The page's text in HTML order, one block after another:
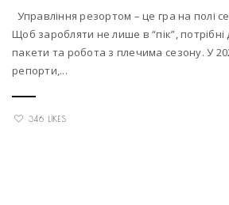
Управління резортом – це гра на полі
Щоб заробляти не лише в “пік”,
пакети та робота з плечима сезону. У
репорти,...
346 LIKES